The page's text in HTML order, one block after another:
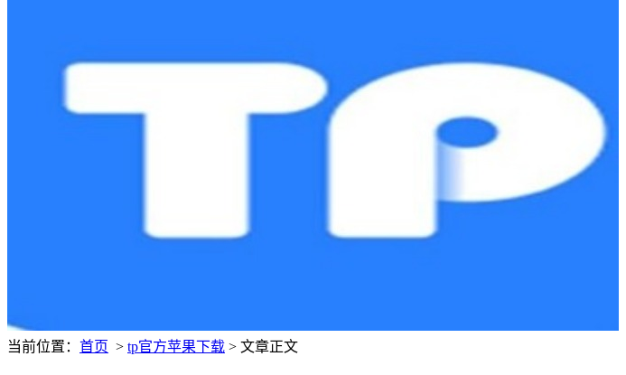
当前位置： 首页 > tp官方苹果下载 > 文章正文